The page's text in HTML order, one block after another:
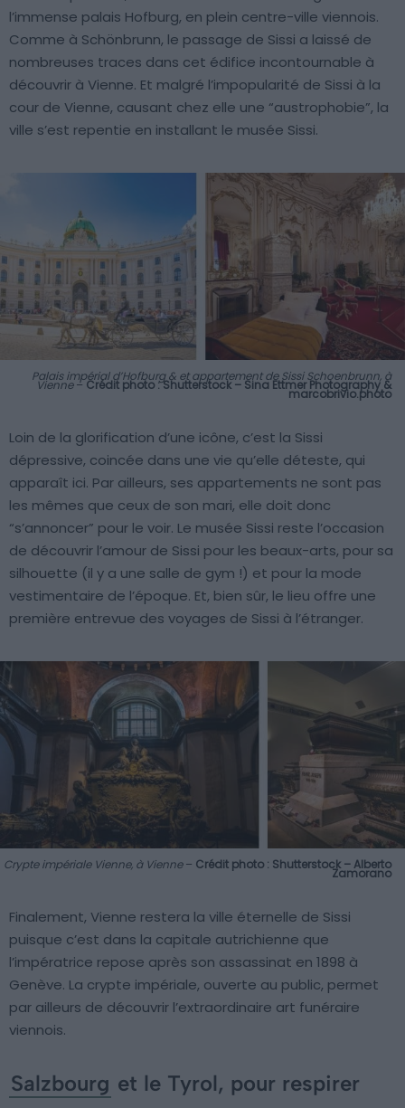
l’immense palais Hofburg, en plein centre-ville viennois.
Comme à Schönbrunn, le passage de Sissi a laissé de
nombreuses traces dans cet édifice incontournable à
découvrir à Vienne. Et malgré l’impopularité de Sissi à la
cour de Vienne, causant chez elle une “austrophobie”, la
ville s’est repentie en installant le musée Sissi.
Palais impérial d’Hofburg & et appartement de Sissi Schoenbrunn, à
Vienne–Crédit photo : Shutterstock – Sina Ettmer Photography &
marcobrivio.photo
Loin de la glorification d’une icône, c’est la Sissi
dépressive, coincée dans une vie qu’elle déteste, qui
apparaît ici. Par ailleurs, ses appartements ne sont pas
les mêmes que ceux de son mari, elle doit donc
“s’annoncer” pour le voir. Le musée Sissi reste l’occasion
de découvrir l’amour de Sissi pour les beaux-arts, pour sa
silhouette (il y a une salle de gym !) et pour la mode
vestimentaire de l’époque. Et, bien sûr, le lieu offre une
première entrevue des voyages de Sissi à l’étranger.
Crypte impériale Vienne, à Vienne– Crédit photo : Shutterstock – Alberto
Zamorano
Finalement, Vienne restera la ville éternelle de Sissi
puisque c’est dans la capitale autrichienne que
l’impératrice repose après son assassinat en 1898 à
Genève. La crypte impériale, ouverte au public, permet
par ailleurs de découvrir l’extraordinaire art funéraire
viennois.
Salzbourg et le Tyrol, pour respirer